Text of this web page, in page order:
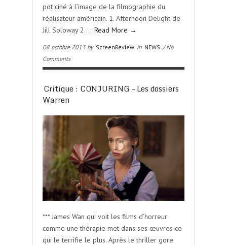
pot ciné à l’image de la filmographie du
réalisateur américain. 1. Afternoon Delight de
Jill Soloway 2…. Read More →
08 octobre 2013 by ScreenReview in NEWS / No
Comments
Critique : CONJURING – Les dossiers
Warren
*** James Wan qui voit les films d’horreur
comme une thérapie met dans ses œuvres ce
qui le terrifie le plus. Après le thriller gore